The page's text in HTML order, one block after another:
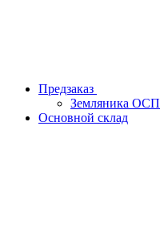
Предзаказ
Земляника ОСП
Основной склад